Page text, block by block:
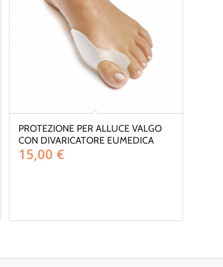
PROTEZIONE PER ALLUCE VALGO
CON DIVARICATORE EUMEDICA
15,00 €